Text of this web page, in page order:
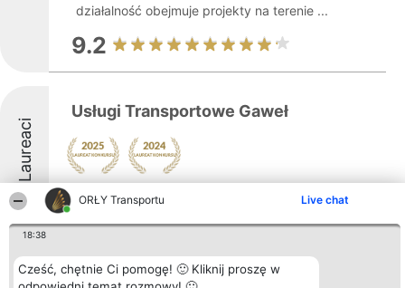
ORŁY Transportu Live chat
18:38
Cześć, chętnie Ci pomogę! 🙂 Kliknij proszę w
działalność obejmuje projekty na terenie ...
9.2
Laureaci
Usługi Transportowe Gaweł
8.5
iRentCar MELON